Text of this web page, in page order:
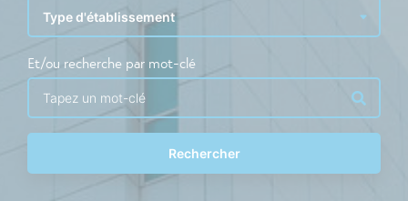
Et/ou recherche par mot-clé
Rechercher